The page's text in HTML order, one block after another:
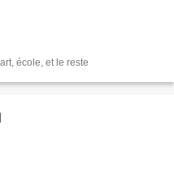
école, et le reste